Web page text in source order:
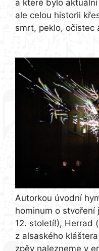
a které bylo
ale celou historii
smrt, peklo, očistec
Autorkou úvodní
hominum o stvoření
12. století!), Herrad
z alsaského
zpěv nalezneme v